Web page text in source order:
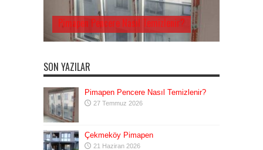
Pimapen Pencere Nasıl Temizlenir?
SON YAZILAR
Pimapen Pencere Nasıl Temizlenir?
27 Temmuz 2026
Çekmeköy Pimapen
21 Haziran 2026